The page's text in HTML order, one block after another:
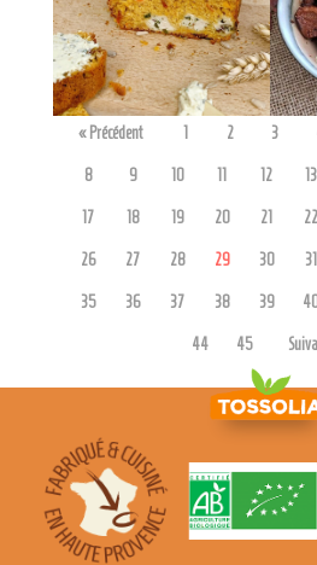
admin7980
« Précédent 2 3
8 9 10 12 13
17 18 19 20 21 22
26 27 28 29 30 31
35 36 37 38 39
44 45